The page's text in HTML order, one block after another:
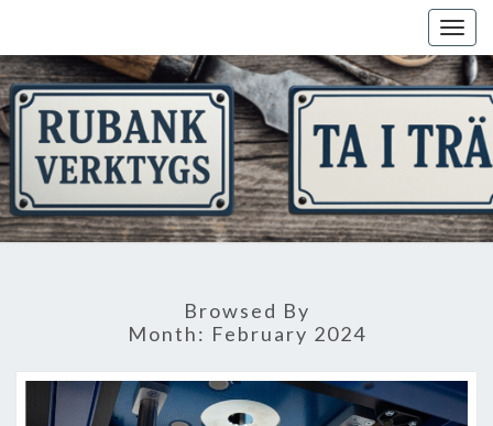
content
Browsed By
Month: February 2024